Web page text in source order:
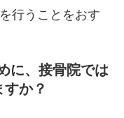
行うことをおす
に、接骨院では
か？